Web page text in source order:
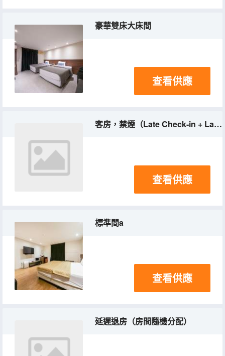
豪華雙床大床間
查看供應
客房，禁煙（Late Check-in + Late Check-Out (Room Random Assignment)）
查看供應
標準間a
查看供應
延遲退房（房間隨機分配）